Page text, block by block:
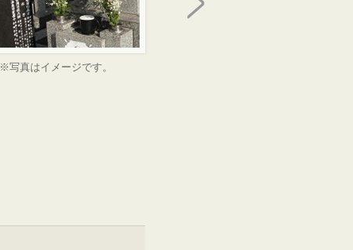
※写真はイメージです。